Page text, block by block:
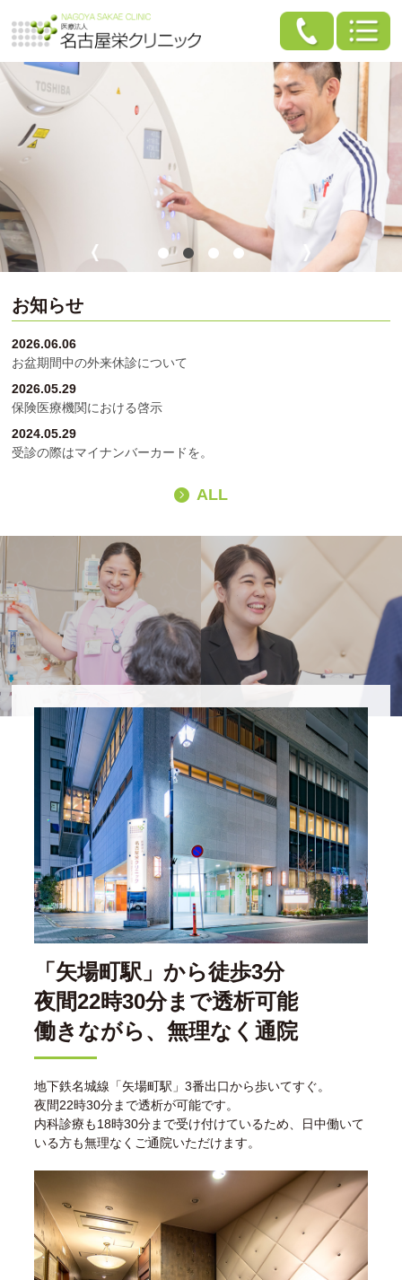
お知らせ
2026.06.06
お盆期間中の外来休診について
2026.05.29
保険医療機関における啓示
2024.05.29
受診の際はマイナンバーカードを。
ALL
「矢場町駅」から徒歩3分
夜間22時30分まで透析可能
働きながら、無理なく通院
地下鉄名城線「矢場町駅」3番出口から歩いてすぐ。
夜間22時30分まで透析が可能です。
内科診療も18時30分まで受け付けているため、日中働いて
いる方も無理なくご通院いただけます。